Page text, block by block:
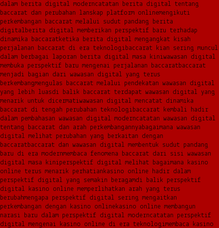
dalam berita digital moderncatatan berita digital tentang
baccarat dan perubahan lanskap platform onlinemengikuti
perkembangan baccarat melalui sudut pandang berita
digitalberita digital memberikan perspektif baru terhadap
dinamika baccaratketika berita digital mengangkat kisah
perjalanan baccarat di era teknologibaccarat kian sering muncul
dalam berbagai laporan berita digital masa kiniwawasan digital
membuka perspektif baru mengenai perjalanan baccaratbaccarat
menjadi bagian dari wawasan digital yang terus
berkembangmengulas baccarat melalui pendekatan wawasan digital
yang lebih luasdi balik baccarat terdapat wawasan digital yang
menarik untuk dicermatiwawasan digital mencatat dinamika
baccarat di tengah perubahan teknologibaccarat kembali hadir
dalam pembahasan wawasan digital moderncatatan wawasan digital
tentang baccarat dan arah perkembangannyabagaimana wawasan
digital melihat perubahan yang berkaitan dengan
baccaratbaccarat dan wawasan digital membentuk sudut pandang
baru di era modernmembaca fenomena baccarat dari sisi wawasan
digital masa kiniperspektif digital melihat bagaimana kasino
online terus menarik perhatiankasino online hadir dalam
perspektif digital yang semakin beragamdi balik perspektif
digital kasino online memperlihatkan arah yang terus
berubahmengapa perspektif digital sering mengaitkan
perkembangan dengan kasino onlinekasino online membangun
narasi baru dalam perspektif digital moderncatatan perspektif
digital mengenai kasino online di era teknologimembaca kasino